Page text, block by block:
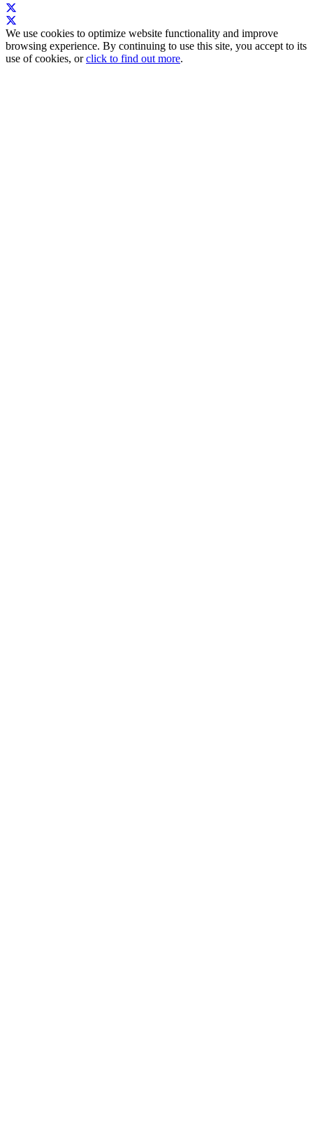
We use cookies to optimize website functionality and improve
browsing experience. By continuing to use this site, you accept to its
use of cookies, orclick to find out more.